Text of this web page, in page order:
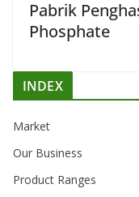
Pabrik
Phosphate
INDEX
Market
Our Business
Product Ranges